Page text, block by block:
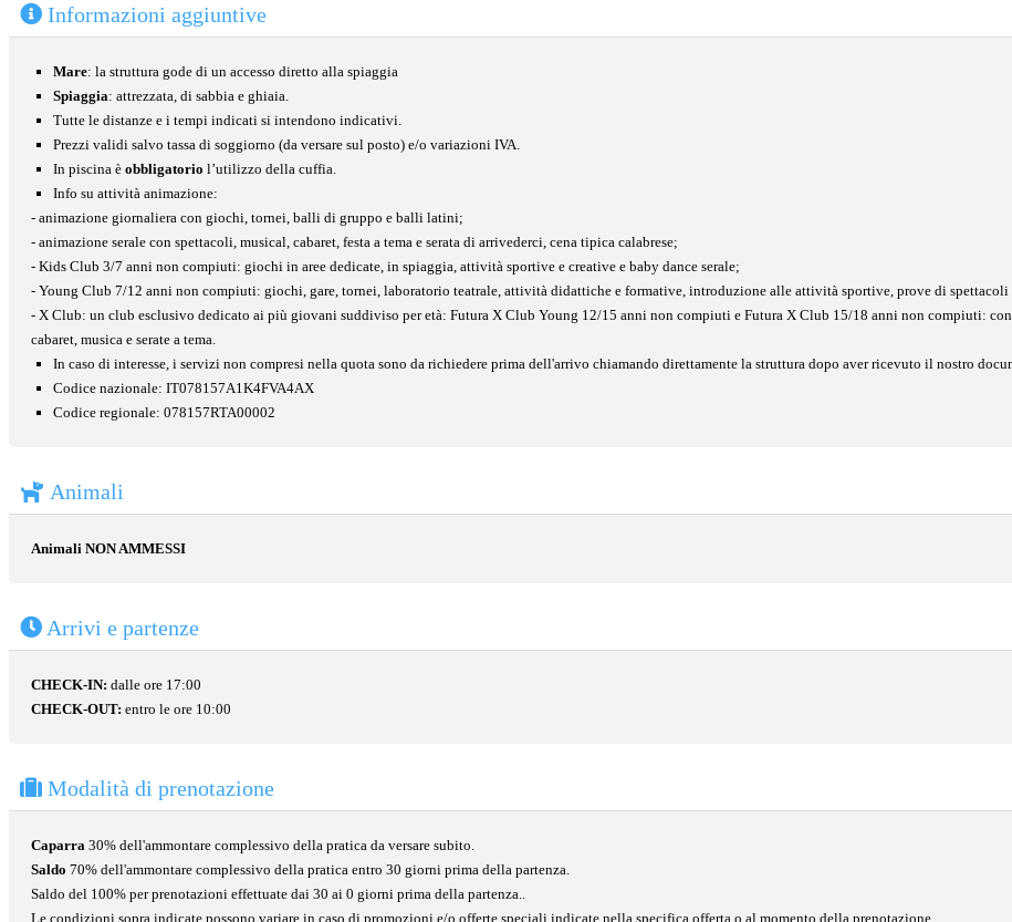
Informazioni aggiuntive
Mare: la struttura gode di un accesso diretto alla spiaggia
Spiaggia: attrezzata, di sabbia e ghiaia.
Tutte le distanze e i tempi indicati si intendono indicativi.
Prezzi validi salvo tassa di soggiorno (da versare sul posto) e/o variazioni IVA.
In piscina è obbligatorio l’utilizzo della cuffia.
Info su attività animazione:
- animazione giornaliera con giochi, tornei, balli di gruppo e balli latini;
- animazione serale con spettacoli, musical, cabaret, festa a tema e serata di arrivederci, cena tipica calabrese;
- Kids Club 3/7 anni non compiuti: giochi in aree dedicate, in spiaggia, attività sportive e creative e baby dance serale;
- Young Club 7/12 anni non compiuti: giochi, gare, tornei, laboratorio teatrale, attività didattiche e formative, introduzione alle attività sportive, prove di spettacoli
- X Club: un club esclusivo dedicato ai più giovani suddiviso per età: Futura X Club Young 12/15 anni non compiuti e Futura X Club 15/18 anni non compiuti:
cabaret, musica e serate a tema.
In caso di interesse, i servizi non compresi nella quota sono da richiedere prima dell'arrivo chiamando direttamente la struttura dopo aver ricevuto il nostro
Codice nazionale: IT078157A1K4FVA4AX
Codice regionale: 078157RTA00002
Animali
Animali NON AMMESSI
Arrivi e partenze
CHECK-IN: dalle ore 17:00
CHECK-OUT: entro le ore 10:00
Modalità di prenotazione
Caparra 30% dell'ammontare complessivo della pratica da versare subito.
Saldo 70% dell'ammontare complessivo della pratica entro 30 giorni prima della partenza.
Saldo del 100% per prenotazioni effettuate dai 30 ai 0 giorni prima della partenza..
Le condizioni sopra indicate possono variare in caso di promozioni e/o offerte speciali indicate nella specifica offerta o al momento della prenotazione.